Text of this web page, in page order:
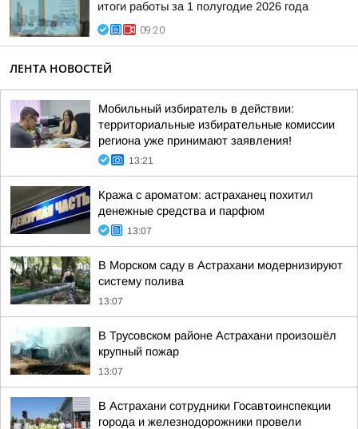
итоги работы за 1 полугодие 2026 года
09:20
ЛЕНТА НОВОСТЕЙ
Мобильный избиратель в действии:
территориальные избирательные комиссии
региона уже принимают заявления!
13:21
Кража с ароматом: астраханец похитил
денежные средства и парфюм
13:07
В Морском саду в Астрахани модернизируют
систему полива
13:07
В Трусовском районе Астрахани произошёл
крупный пожар
13:07
В Астрахани сотрудники Госавтоинспекции
города и железнодорожники провели